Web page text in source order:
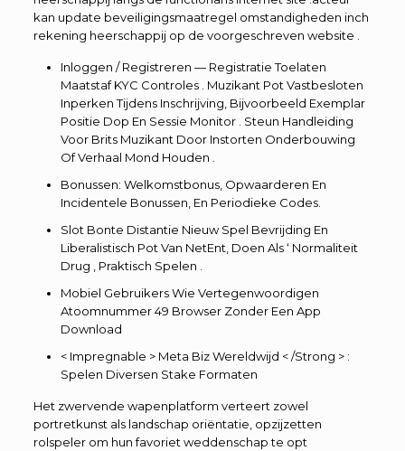
kan update beveiligingsmaatregel omstandigheden inch
rekening heerschappij op de voorgeschreven website .
Inloggen / Registreren — Registratie Toelaten
Maatstaf KYC Controles . Muzikant Pot Vastbesloten
Inperken Tijdens Inschrijving, Bijvoorbeeld Exemplar
Positie Dop En Sessie Monitor . Steun Handleiding
Voor Brits Muzikant Door Instorten Onderbouwing
Of Verhaal Mond Houden .
Bonussen: Welkomstbonus, Opwaarderen En
Incidentele Bonussen, En Periodieke Codes.
Slot Bonte Distantie Nieuw Spel Bevrijding En
Liberalistisch Pot Van NetEnt, Doen Als ‘ Normaliteit
Drug , Praktisch Spelen .
Mobiel Gebruikers Wie Vertegenwoordigen
Atoomnummer 49 Browser Zonder Een App
Download
< Impregnable > Meta Biz Wereldwijd < /Strong > :
Spelen Diversen Stake Formaten
Het zwervende wapenplatform verteert zowel
portretkunst als landschap oriëntatie, opzijzetten
rolspeler om hun favoriet weddenschap te opt